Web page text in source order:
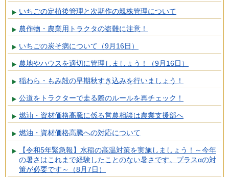
いちごの定植後管理と次期作の親株管理について
農作物・農業用トラクタの盗難に注意！
いちごの炭そ病について（9月16日）
農地やハウスを適切に管理しましょう！（9月16日）
稲わら・もみ殻の早期秋すき込みを行いましょう！
公道をトラクターで走る際のルールを再チェック！
燃油・資材価格高騰に係る営農相談は農業支援部へ
燃油・資材価格高騰への対応について
【令和5年緊急報】水稲の高温対策を実施しましょう！～今年
の暑さはこれまで経験したことのない暑さです。プラスαの対
策が必要です～（8月7日）